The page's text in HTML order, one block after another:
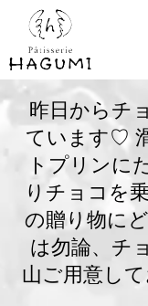
昨日からチ
ています♡
トプリンに
りチョコを
の贈り物に
は勿論、チ
山ご用意し